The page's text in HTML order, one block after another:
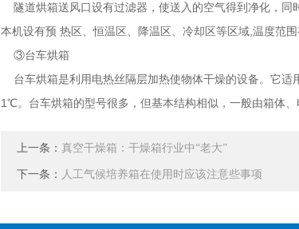
隧道烘箱送风口设有过滤器，使送入的空气得到净化，同
本机设有预 热区、恒温区、降温区、冷却区等区域,温度范
③台车烘箱
台车烘箱是利用电热丝隔层加热使物体干燥的设备。它
1℃。台车烘箱的型号很多，但基本结构相似，一般由箱体、
上一条： 真空干燥箱：干燥箱行业中“老大”
下一条： 人工气候培养箱在使用时应该注意些事项